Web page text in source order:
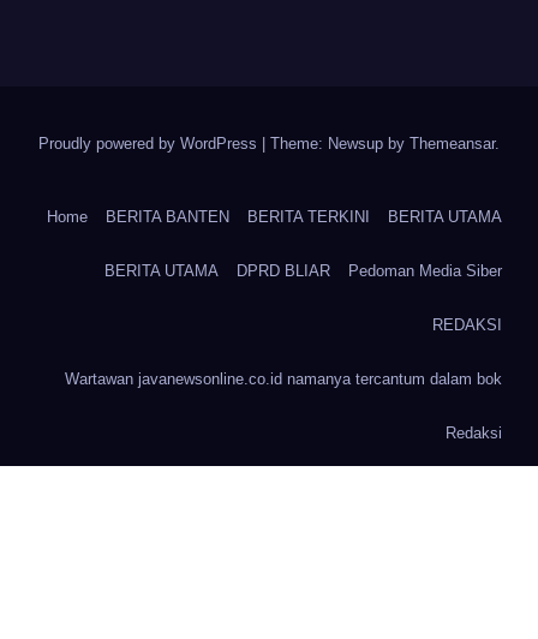
Proudly powered by WordPress | Theme: Newsup by Themeansar.
Home BERITA BANTEN BERITA TERKINI BERITA UTAMA
BERITA UTAMA DPRD BLIAR Pedoman Media Siber
REDAKSI
Wartawan javanewsonline.co.id namanya tercantum dalam bok
Redaksi